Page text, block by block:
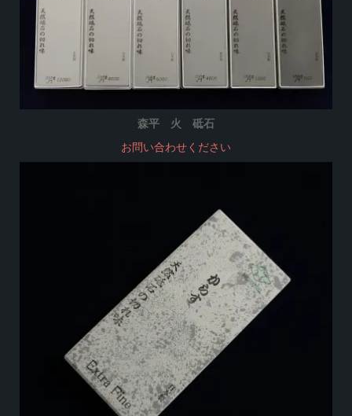
森平 火 砥石
お問い合わせください